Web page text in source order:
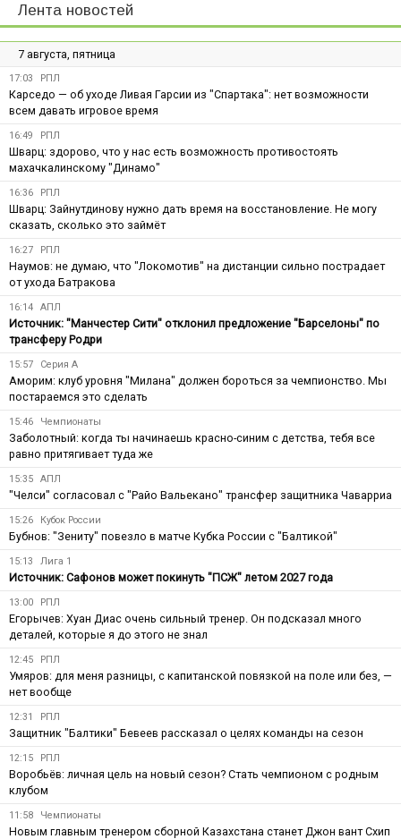
Лента новостей
7 августа, пятница
17:03 РПЛ
Карседо — об уходе Ливая Гарсии из "Спартака": нет возможности
всем давать игровое время
16:49 РПЛ
Шварц: здорово, что у нас есть возможность противостоять
махачкалинскому "Динамо"
16:36 РПЛ
Шварц: Зайнутдинову нужно дать время на восстановление. Не могу
сказать, сколько это займёт
16:27 РПЛ
Наумов: не думаю, что "Локомотив" на дистанции сильно пострадает
от ухода Батракова
16:14 АПЛ
Источник: "Манчестер Сити" отклонил предложение "Барселоны" по
трансферу Родри
15:57 Серия А
Аморим: клуб уровня "Милана" должен бороться за чемпионство. Мы
постараемся это сделать
15:46 Чемпионаты
Заболотный: когда ты начинаешь красно-синим с детства, тебя все
равно притягивает туда же
15:35 АПЛ
"Челси" согласовал с "Райо Вальекано" трансфер защитника Чаварриа
15:26 Кубок России
Бубнов: "Зениту" повезло в матче Кубка России с "Балтикой"
15:13 Лига 1
Источник: Сафонов может покинуть "ПСЖ" летом 2027 года
13:00 РПЛ
Егорычев: Хуан Диас очень сильный тренер. Он подсказал много
деталей, которые я до этого не знал
12:45 РПЛ
Умяров: для меня разницы, с капитанской повязкой на поле или без, —
нет вообще
12:31 РПЛ
Защитник "Балтики" Бевеев рассказал о целях команды на сезон
12:15 РПЛ
Воробьёв: личная цель на новый сезон? Стать чемпионом с родным
клубом
11:58 Чемпионаты
Новым главным тренером сборной Казахстана станет Джон вант Схип